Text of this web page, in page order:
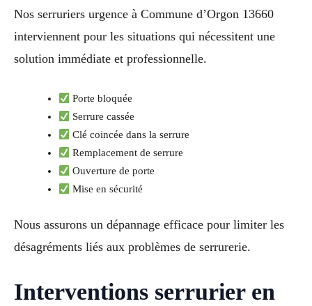
Nos serruriers urgence à Commune d’Orgon 13660
interviennent pour les situations qui nécessitent une
solution immédiate et professionnelle.
Porte bloquée
Serrure cassée
Clé coincée dans la serrure
Remplacement de serrure
Ouverture de porte
Mise en sécurité
Nous assurons un dépannage efficace pour limiter les
désagréments liés aux problèmes de serrurerie.
Interventions serrurier en